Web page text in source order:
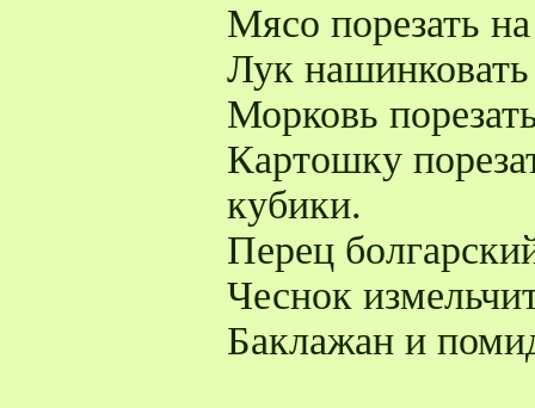
Мясо порезать
Лук
Морковь
Картошку
кубики.
Перец
Чеснок
Баклажан и